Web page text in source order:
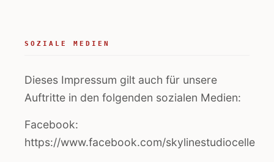
SOZIALE MEDIEN
Dieses Impressum gilt auch für unsere
Auftritte in den folgenden sozialen Medien:
Facebook:
https://www.facebook.com/skylinestudiocelle